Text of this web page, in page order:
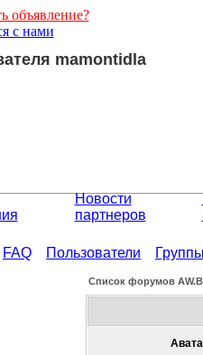
объявление?
с нами
mamontidla
Новости
партнеров
FAQ Пользователи
Список форумов